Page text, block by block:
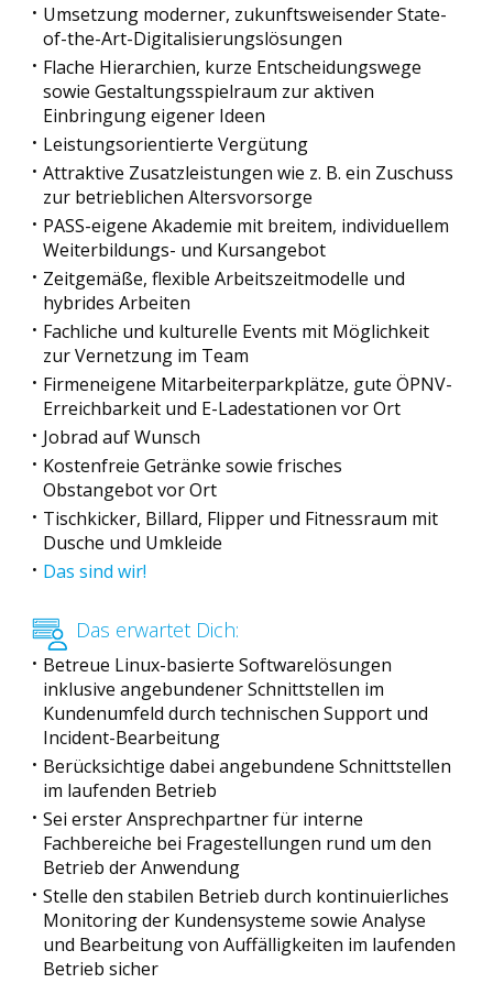
Umsetzung moderner, zukunftsweisender State-
of-the-Art-Digitalisierungslösungen
Flache Hierarchien, kurze Entscheidungswege
sowie Gestaltungsspielraum zur aktiven
Einbringung eigener Ideen
Leistungsorientierte Vergütung
Attraktive Zusatzleistungen wie z. B. ein Zuschuss
zur betrieblichen Altersvorsorge
PASS-eigene Akademie mit breitem, individuellem
Weiterbildungs- und Kursangebot
Zeitgemäße, flexible Arbeitszeitmodelle und
hybrides Arbeiten
Fachliche und kulturelle Events mit Möglichkeit
zur Vernetzung im Team
Firmeneigene Mitarbeiterparkplätze, gute ÖPNV-
Erreichbarkeit und E-Ladestationen vor Ort
Jobrad auf Wunsch
Kostenfreie Getränke sowie frisches
Obstangebot vor Ort
Tischkicker, Billard, Flipper und Fitnessraum mit
Dusche und Umkleide
Das sind wir!
Das erwartet Dich:
Betreue Linux-basierte Softwarelösungen
inklusive angebundener Schnittstellen im
Kundenumfeld durch technischen Support und
Incident-Bearbeitung
Berücksichtige dabei angebundene Schnittstellen
im laufenden Betrieb
Sei erster Ansprechpartner für interne
Fachbereiche bei Fragestellungen rund um den
Betrieb der Anwendung
Stelle den stabilen Betrieb durch kontinuierliches
Monitoring der Kundensysteme sowie Analyse
und Bearbeitung von Auffälligkeiten im laufenden
Betrieb sicher